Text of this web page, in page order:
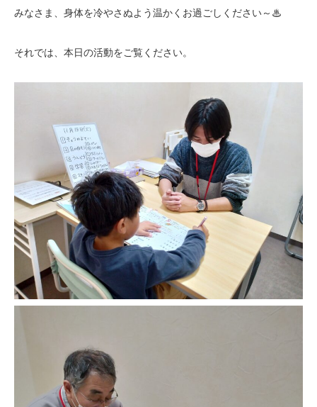
みなさま、身体を冷やさぬよう温かくお過ごしください～♨
それでは、本日の活動をご覧ください。